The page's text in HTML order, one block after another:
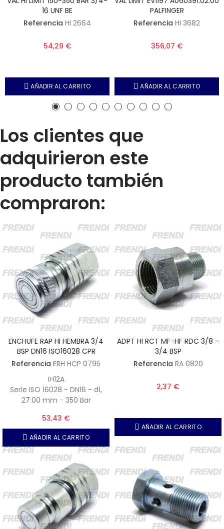
16 UNF BE
Referencia HI 2664
54,29 €
AÑADIR AL CARRITO
PALFINGER
Referencia HI 3682
356,07 €
AÑADIR AL CARRITO
Los clientes que
adquirieron este
producto también
compraron:
ENCHUFE RAP HI HEMBRA 3/4
BSP DN16 ISO16028 CPR
Referencia ERH HCP 0795
IH12A
Serie ISO 16028 - DN16 - d1,
27.00 mm - 350 Bar
53,43 €
AÑADIR AL CARRITO
ADPT HI RCT MF-HF RDC 3/8 -
3/4 BSP
Referencia RA 0820
2,37 €
AÑADIR AL CARRITO